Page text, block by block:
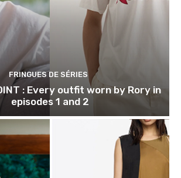
FRINGUES DE SÉRIES
: Every outfit worn by Rory in
episodes 1 and 2